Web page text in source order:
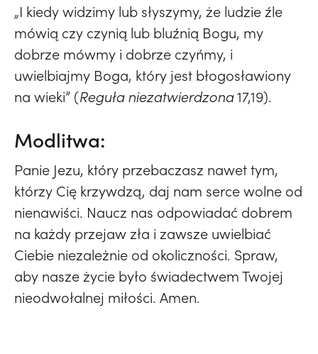
„I kiedy widzimy lub słyszymy, że ludzie źle
mówią czy czynią lub bluźnią Bogu, my
dobrze mówmy i dobrze czyńmy, i
uwielbiajmy Boga, który jest błogosławiony
na wieki” (Reguła niezatwierdzona17,19).
Modlitwa:
Panie Jezu, który przebaczasz nawet tym,
którzy Cię krzywdzą, daj nam serce wolne od
nienawiści. Naucz nas odpowiadać dobrem
na każdy przejaw zła i zawsze uwielbiać
Ciebie niezależnie od okoliczności. Spraw,
aby nasze życie było świadectwem Twojej
nieodwołalnej miłości. Amen.